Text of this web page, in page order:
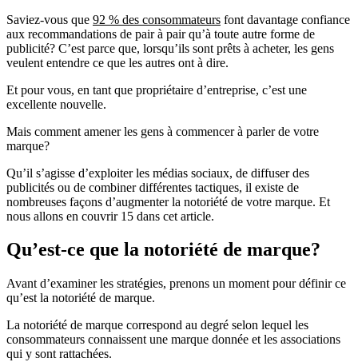
Saviez-vous que 92 % des consommateurs font davantage confiance
aux recommandations de pair à pair qu’à toute autre forme de
publicité? C’est parce que, lorsqu’ils sont prêts à acheter, les gens
veulent entendre ce que les autres ont à dire.
Et pour vous, en tant que propriétaire d’entreprise, c’est une
excellente nouvelle.
Mais comment amener les gens à commencer à parler de votre
marque?
Qu’il s’agisse d’exploiter les médias sociaux, de diffuser des
publicités ou de combiner différentes tactiques, il existe de
nombreuses façons d’augmenter la notoriété de votre marque. Et
nous allons en couvrir 15 dans cet article.
Qu’est-ce que la notoriété de marque?
Avant d’examiner les stratégies, prenons un moment pour définir ce
qu’est la notoriété de marque.
La notoriété de marque correspond au degré selon lequel les
consommateurs connaissent une marque donnée et les associations
qui y sont rattachées.